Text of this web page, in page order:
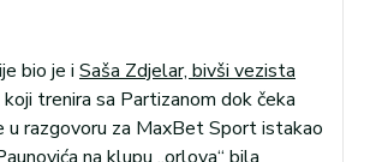
bio je i Saša Zdjelar, bivši vezista
koji trenira sa Partizanom dok čeka
u razgovoru za MaxBet Sport istakao